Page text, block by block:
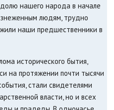
нашего народа в начале
людям, трудно
наши предшественники в
исторического бытия,
на протяжении почти тысячи
стали свидетелями
власти, но и всех